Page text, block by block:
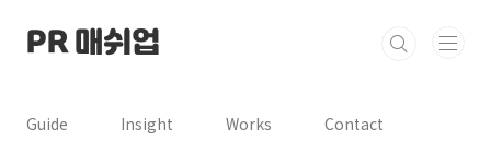
PR 매쉬업
Guide Insight Works Contact